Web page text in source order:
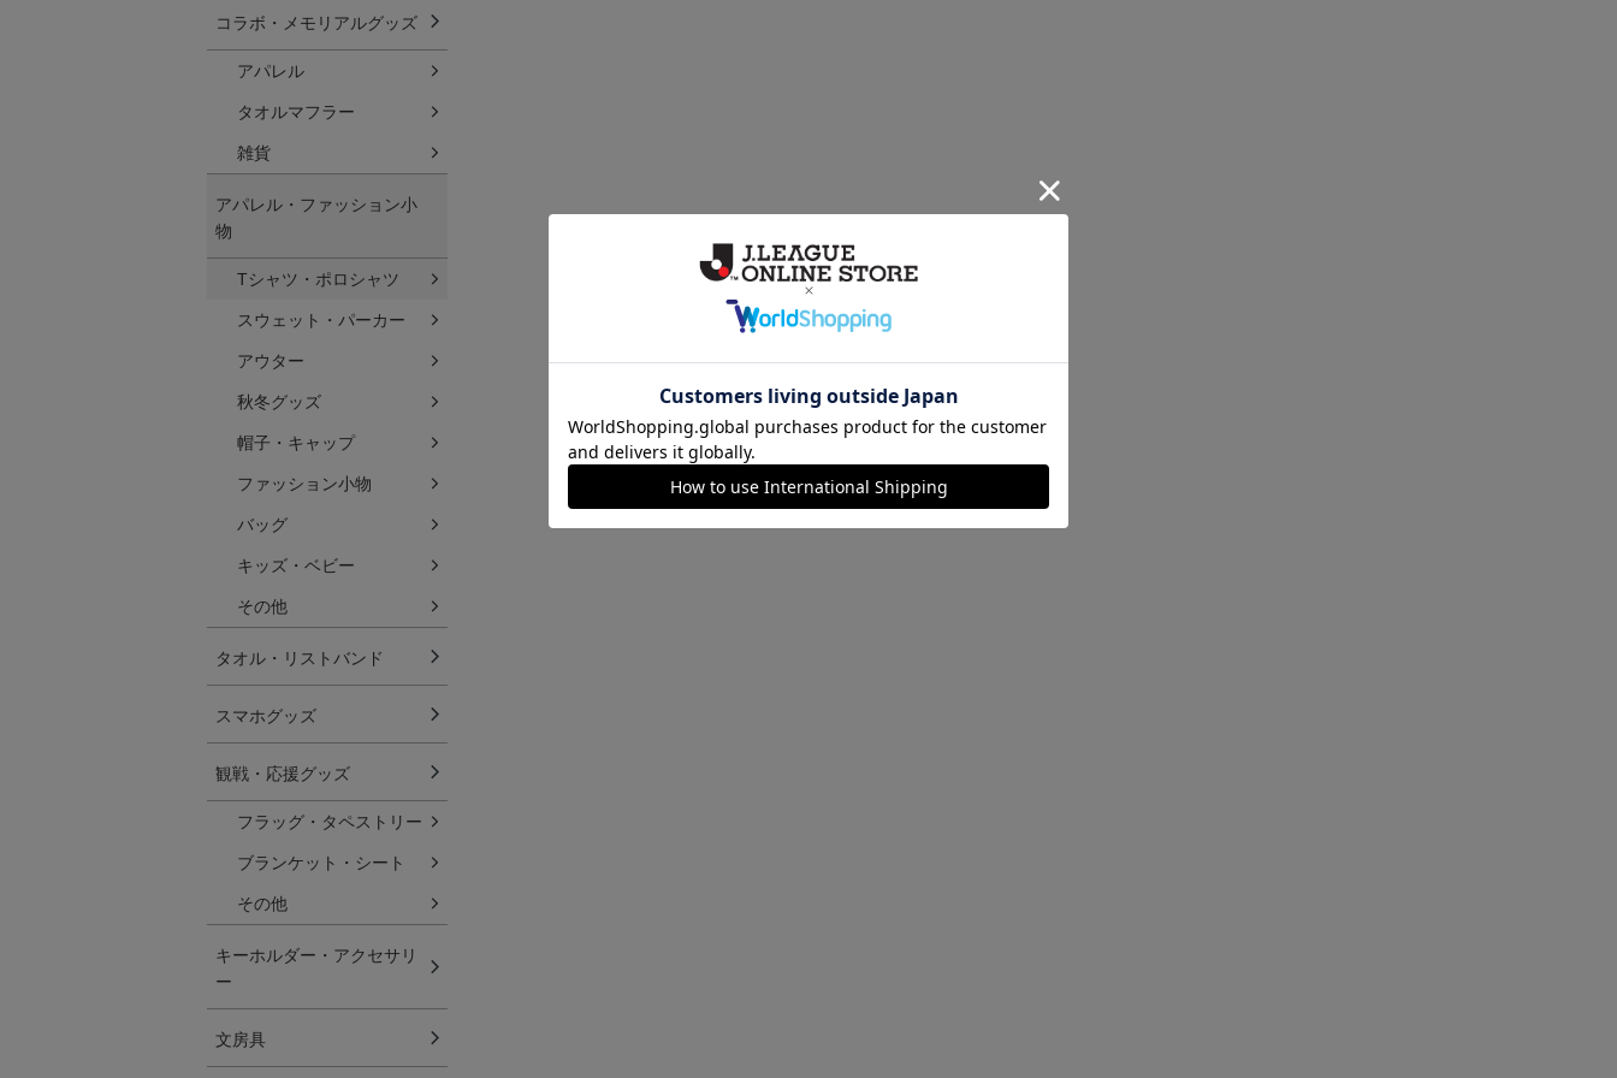
コラボ・メモリアルグッズ
アパレル
タオルマフラー
雑貨
アパレル・ファッション小
物
Tシャツ・ポロシャツ
スウェット・パーカー
アウター
秋冬グッズ
帽子・キャップ
ファッション小物
バッグ
キッズ・ベビー
その他
タオル・リストバンド
スマホグッズ
観戦・応援グッズ
フラッグ・タペストリー
ブランケット・シート
その他
キーホルダー・アクセサリ
ー
文房具